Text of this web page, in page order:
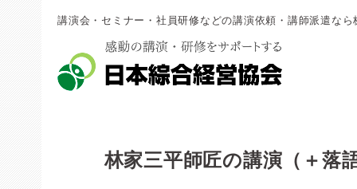
講演会・セミナー・社員研修などの講演依頼・講師派遣な
林家三平師匠の講演（＋落